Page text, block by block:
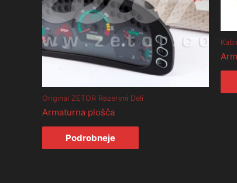
Original ZETOR Rezervni Deli
Armaturna plošča
Podrobneje